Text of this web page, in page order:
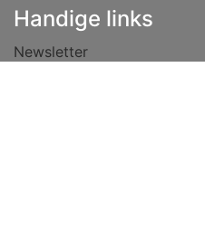
Handige links
Newsletter